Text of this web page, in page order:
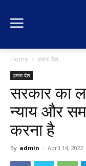
Home हमारा देश
हमारा देश
सरकार का
न्याय और
करना है
By admin - April 14, 2022